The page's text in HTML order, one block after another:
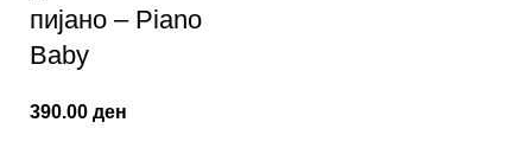
пијано – Piano
Baby
390.00 ден